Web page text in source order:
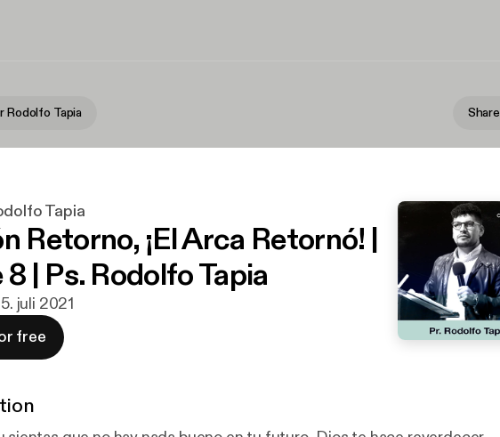
Rodolfo Tapia Share
Tapia
Retorno, ¡El Arca Retornó! |
| Ps. Rodolfo Tapia
juli 2021
free